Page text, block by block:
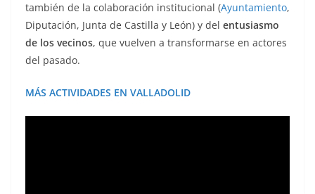
también de la colaboración institucional (Ayuntamiento,
Diputación, Junta de Castilla y León) y del entusiasmo
de los vecinos, que vuelven a transformarse en actores
del pasado.
MÁS ACTIVIDADES EN VALLADOLID